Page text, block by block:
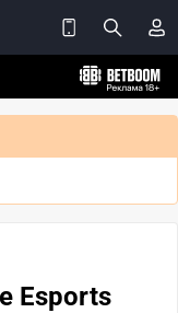
Esports